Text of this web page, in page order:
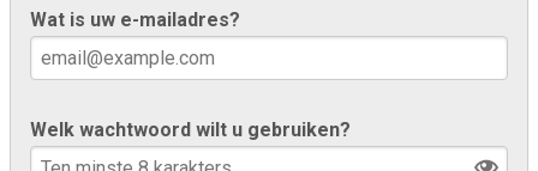
Wat is uw e-mailadres?
Welk wachtwoord wilt u gebruiken?